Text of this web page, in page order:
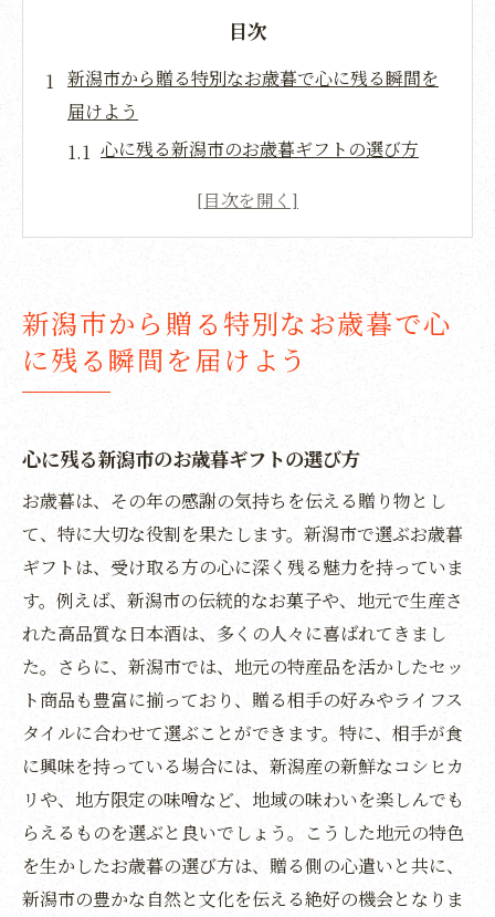
目次
新潟市から贈る特別なお歳暮で心に残る瞬間を
届けよう
心に残る新潟市のお歳暮ギフトの選び方
雪国新潟の伝統が光る贈り物
親しい方へ届ける新潟市の特別なお歳暮
地元の恵みが詰まった新潟市のお歳暮で感謝を
地元の恵みを活かした新潟市の特産品
新潟市ならではのお歳暮ギフトの楽しみ方
地元の素材を使った贈り物で感謝の気持ち
を
豊かな自然が育む新潟市の贈り物
特産品で伝える新潟市の心
お歳暮の選び方新潟市の伝統工芸品で心温まる
贈り物
新潟市の伝統が息づく工芸品の魅力
心を込めた贈り物としての新潟市の工芸品
新潟市の職人技が光る特別なお歳暮
伝統工芸品で魅せる新潟市の心
新潟市から贈る特別なお歳暮で心
に残る瞬間を届けよう
心に残る新潟市のお歳暮ギフトの選び方
お歳暮は、その年の感謝の気持ちを伝える贈り物とし
て、特に大切な役割を果たします。新潟市で選ぶお歳暮
ギフトは、受け取る方の心に深く残る魅力を持っていま
す。例えば、新潟市の伝統的なお菓子や、地元で生産さ
れた高品質な日本酒は、多くの人々に喜ばれてきまし
た。さらに、新潟市では、地元の特産品を活かしたセッ
ト商品も豊富に揃っており、贈る相手の好みやライフス
タイルに合わせて選ぶことができます。特に、相手が食
に興味を持っている場合には、新潟産の新鮮なコシヒカ
リや、地方限定の味噌など、地域の味わいを楽しんでも
らえるものを選ぶと良いでしょう。こうした地元の特色
を生かしたお歳暮の選び方は、贈る側の心遣いと共に、
新潟市の豊かな自然と文化を伝える絶好の機会となりま